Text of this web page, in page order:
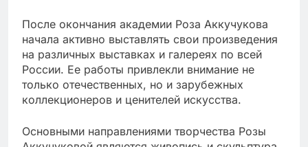
После окончания академии Роза Аккучукова
начала активно выставлять свои произведения
на различных выставках и галереях по всей
России. Ее работы привлекли внимание не
только отечественных, но и зарубежных
коллекционеров и ценителей искусства.
Основными направлениями творчества Розы